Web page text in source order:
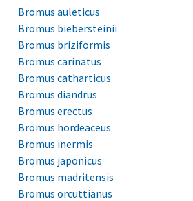
Bromus auleticus
Bromus biebersteinii
Bromus briziformis
Bromus carinatus
Bromus catharticus
Bromus diandrus
Bromus erectus
Bromus hordeaceus
Bromus inermis
Bromus japonicus
Bromus madritensis
Bromus orcuttianus